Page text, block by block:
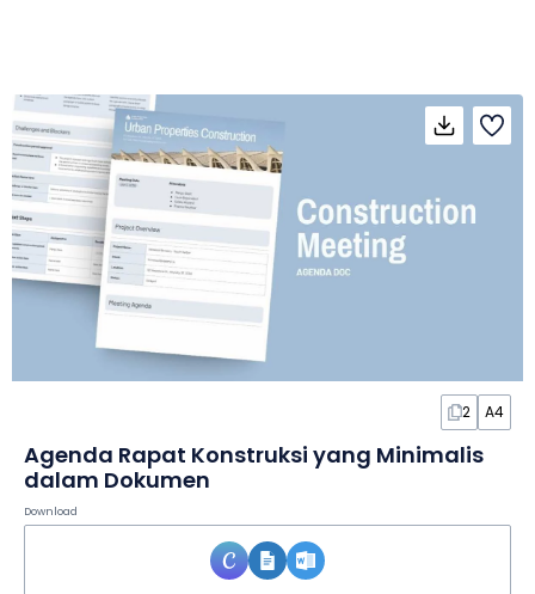
2 A4
Agenda Rapat Konstruksi yang Minimalis
dalam Dokumen
Download